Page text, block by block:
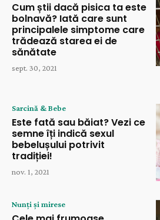
Cum știi dacă pisica ta este
bolnavă? Iată care sunt
principalele simptome care
trădează starea ei de
sănătate
sept. 30, 2021
Sarcină & Bebe
Este fată sau băiat? Vezi ce
semne îți indică sexul
bebelușului potrivit
tradiției!
nov. 1, 2021
Nunți și mirese